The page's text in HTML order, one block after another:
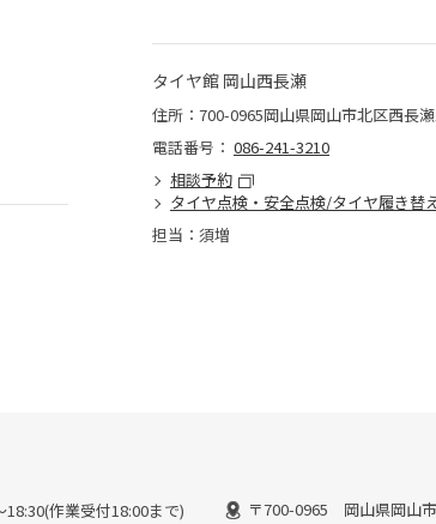
タイヤ館 岡山西長瀬
住所：700-0965岡山県岡山市北区西長
電話番号： 086-241-3210
相談予約
タイヤ点検・安全点検/タイヤ履き
担当：須増
18:30(作業受付18:00まで) 〒700-0965 岡山県岡山